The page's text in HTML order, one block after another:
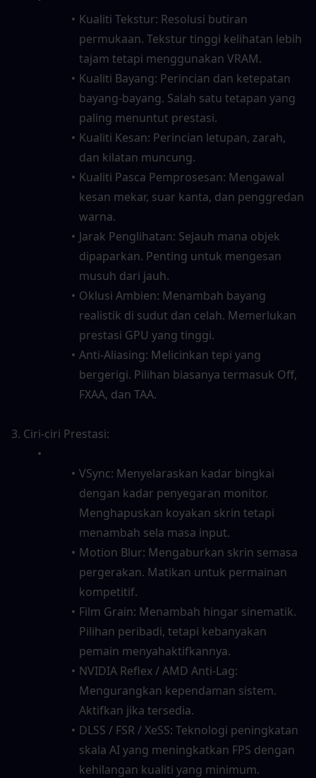
Kualiti Tekstur: Resolusi butiran
permukaan. Tekstur tinggi kelihatan lebih
tajam tetapi menggunakan VRAM.
Kualiti Bayang: Perincian dan ketepatan
bayang-bayang. Salah satu tetapan yang
paling menuntut prestasi.
Kualiti Kesan: Perincian letupan, zarah,
dan kilatan muncung.
Kualiti Pasca Pemprosesan: Mengawal
kesan mekar, suar kanta, dan penggredan
warna.
Jarak Penglihatan: Sejauh mana objek
dipaparkan. Penting untuk mengesan
musuh dari jauh.
Oklusi Ambien: Menambah bayang
realistik di sudut dan celah. Memerlukan
prestasi GPU yang tinggi.
Anti-Aliasing: Melicinkan tepi yang
bergerigi. Pilihan biasanya termasuk Off,
FXAA, dan TAA.
3. Ciri-ciri Prestasi:
VSync: Menyelaraskan kadar bingkai
dengan kadar penyegaran monitor.
Menghapuskan koyakan skrin tetapi
menambah sela masa input.
Motion Blur: Mengaburkan skrin semasa
pergerakan. Matikan untuk permainan
kompetitif.
Film Grain: Menambah hingar sinematik.
Pilihan peribadi, tetapi kebanyakan
pemain menyahaktifkannya.
NVIDIA Reflex / AMD Anti-Lag:
Mengurangkan kependaman sistem.
Aktifkan jika tersedia.
DLSS / FSR / XeSS: Teknologi peningkatan
skala AI yang meningkatkan FPS dengan
kehilangan kualiti yang minimum.